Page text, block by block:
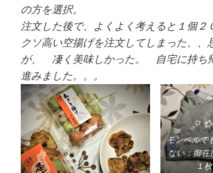
の方を選択。
注文した後で、よくよく考えると１個
クソ高い空揚げを注文してしまった、、
が、 凄く美味しかった。 自宅に持ち
進みました。。。
モンベルで
ない：御在
１